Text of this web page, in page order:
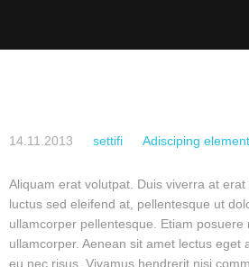
14.11.2013 settifi Adisciping
Aliquam erat volutpat. Duis viverra at erat
luctus sed eleifend at, pellentesque ut
ullamcorper pellentesque. Etiam posuere
ullamcorper. Aenean sit amet lectus eget
eu nec risus. Vivamus hendrerit nisi